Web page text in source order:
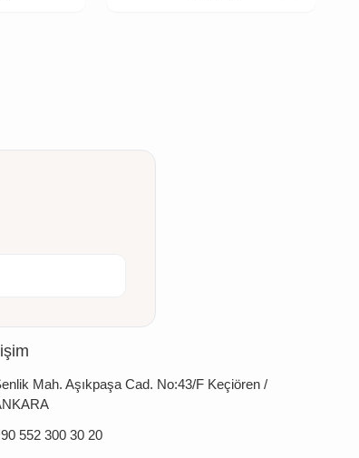
Mah. Aşıkpaşa Cad. No:43/F Keçiören /
552 300 30 20